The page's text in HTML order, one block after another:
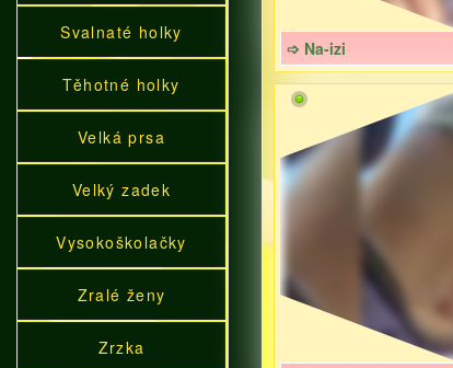
Svalnaté holky
Těhotné holky
Velká prsa
Velký zadek
Vysokoškolačky
Zralé ženy
Zrzka
➩ Na-izi